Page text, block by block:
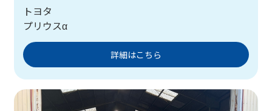
トヨタ
プリウスα
詳細はこちら